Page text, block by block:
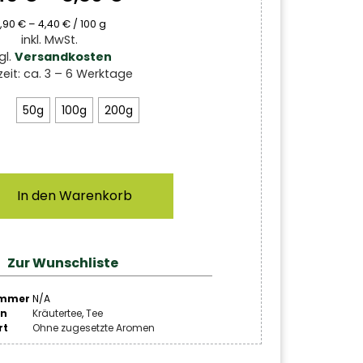
€– 4,40 €/ 100 g
inkl. MwSt.
Versandkosten
ca. 3 – 6 Werktage
50g 100g 200g
In den Warenkorb
Zur Wunschliste
N/A
Kräutertee,Tee
Ohne zugesetzte Aromen